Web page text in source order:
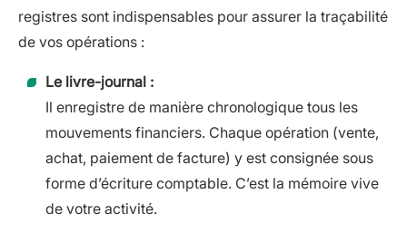
registres sont indispensables pour assurer la traçabilité
de vos opérations :
Le livre-journal :
Il enregistre de manière chronologique tous les
mouvements financiers. Chaque opération (vente,
achat, paiement de facture) y est consignée sous
forme d’écriture comptable. C’est la mémoire vive
de votre activité.